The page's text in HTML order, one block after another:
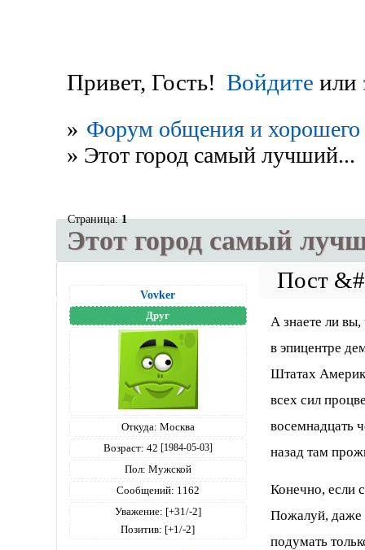
Привет, Гость! Войдите или
» Форум общения и хорошего
» Этот город самый лучший...
Этот город самый
Страница:1
Vovker
Друг
Откуда: Москва
Возраст: 42 [1984-05-03]
Пол: Мужской
Сообщений: 1162
Уважение: [+31/-2]
Позитив: [+1/-2]
А знаете ли
в эпицентре
Штатах
всех сил
восемнадцать
назад там
Конечно, если
Пожалуй, даже
подумать